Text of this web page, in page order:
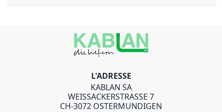
L'ADRESSE
KABLAN SA
WEISSACKERSTRASSE 7
CH-3072 OSTERMUNDIGEN